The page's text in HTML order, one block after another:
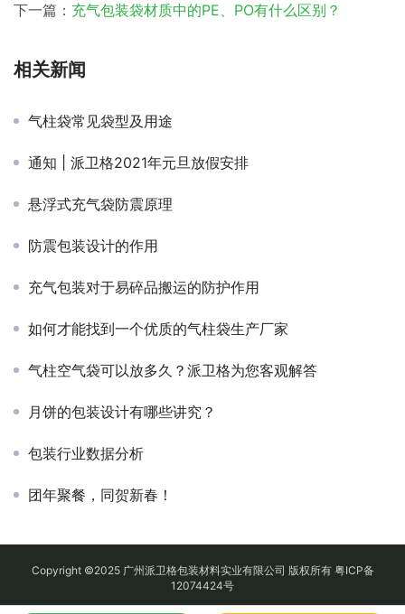
下一篇： 充气包装袋材质中的PE、PO有什么区别？
相关新闻
气柱袋常见袋型及用途
通知 | 派卫格2021年元旦放假安排
悬浮式充气袋防震原理
防震包装设计的作用
充气包装对于易碎品搬运的防护作用
如何才能找到一个优质的气柱袋生产厂家
气柱空气袋可以放多久？派卫格为您客观解答
月饼的包装设计有哪些讲究？
包装行业数据分析
团年聚餐，同贺新春！
Copyright ©2025 广州派卫格包装材料实业有限公司 版权所有 粤ICP备
12074424号